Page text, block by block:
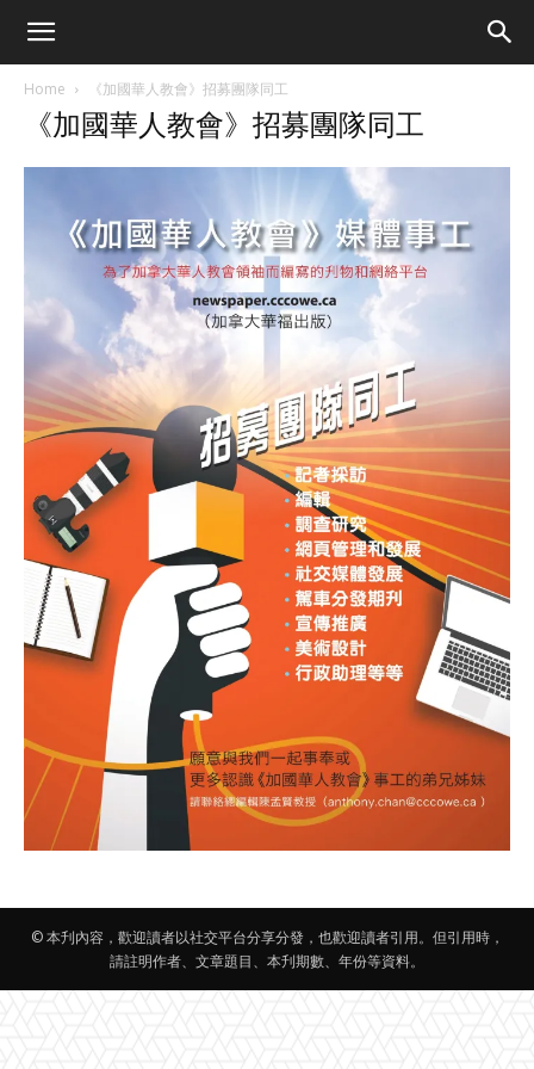
Home 《加國華人教會》招募團隊同工
《加國華人教會》招募團隊同工
© 本刋內容，歡迎讀者以社交平台分享分發，也歡迎讀者引用。但引用時，
請註明作者、文章題目、本刋期數、年份等資料。